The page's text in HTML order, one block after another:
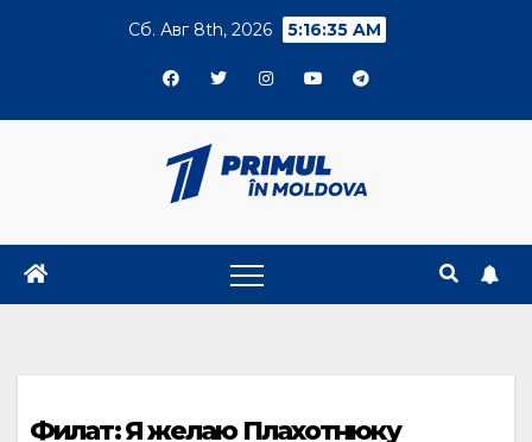
Сб. Авг 8th, 2026 5:16:36 AM
Филат: Я желаю Плахотнюку